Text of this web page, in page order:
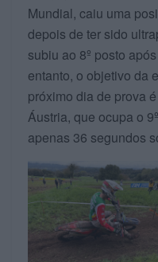
Mundial, caiu uma
depois de ter sido
subiu ao 8º posto
entanto, o objetivo da
próximo dia de prova
Áustria, que ocupa o
apenas 36 segundos